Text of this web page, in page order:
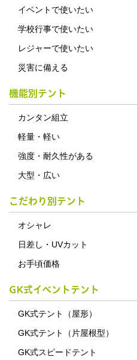
イベントで使いたい
学校行事で使いたい
レジャーで使いたい
災害に備える
機能別テント
カンタン組立
軽量・軽い
強度・耐久性がある
大型・広い
こだわり別テント
オシャレ
日差し・UVカット
お手頃価格
GK式イベントテント
GK式テント（屋形）
GK式テント（片屋根型）
GK式スピードテント